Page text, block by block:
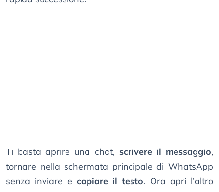
Ti basta aprire una chat, scrivere il messaggio,
tornare nella schermata principale di WhatsApp
senza inviare e copiare il testo. Ora apri l’altro